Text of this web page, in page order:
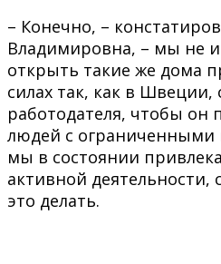
– Конечно, –
Владимировна, – мы не
открыть такие же дома
силах так, как в Швеции,
работодателя, чтобы он
людей с ограниченными
мы в состоянии
активной деятельности,
это делать.